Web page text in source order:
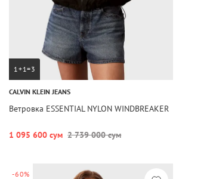
1+1=3
CALVIN KLEIN JEANS
Ветровка ESSENTIAL NYLON WINDBREAKER
1 095 600 сум 2 739 000 сум
-60%